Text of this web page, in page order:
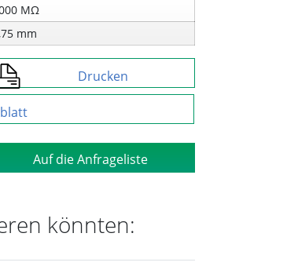
MΩ
mm
Drucken
Auf die Anfrageliste
könnten: